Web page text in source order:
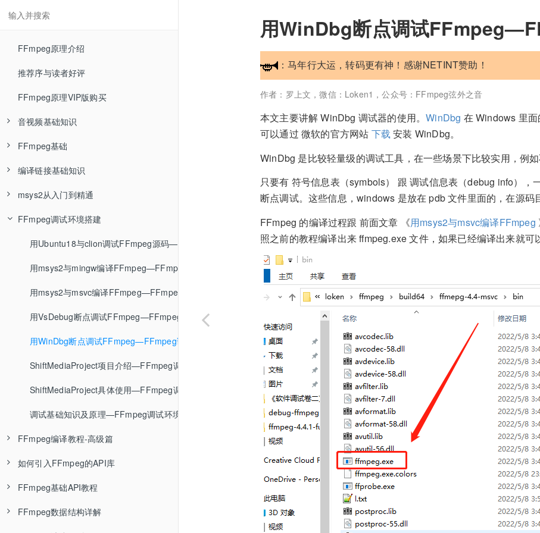
FFmpeg原理介绍
推荐序与读者好评
FFmpeg原理VIP版购买
音视频基础知识
RGB色彩空间—音视频基础知识
YUV色彩空间—音视频基础知识
RGB与YUV相互转换—音视频基础知识
YUV数据分析—音视频基础知识
编码压缩介绍—音视频基础知识
封装格式介绍—音视频基础知识
FLV封装格式—音视频基础知识
MP4封装格式—音视频基础知识
MPEG-TS封装格式—音视频基础知识
MKV封装格式
封装格式总结
FFmpeg基础
FFmpeg介绍—FFmpeg基础
FFmpeg安装—FFmpeg基础
ffmpeg封装格式转换—FFmpeg基础
ffmpeg命令参数类型—FFmpeg基础
ffmpeg编码格式转换—FFmpeg基础
ffplay基本使用—FFmpeg基础
ffprobe基本使用—FFmpeg基础
FFmpeg学习资料推荐—FFmpeg基础
编译链接基础知识
Linux环境编译单个C程序文件—编译链接基础知识
Linux环境编译多个C程序文件—编译链接基础知识
Linux环境编译静态库—编译链接基础知识
Linux环境封装静态库—编译链接基础知识
Linux环境编译动态库—编译链接基础知识
Linux环境显式使用动态库—编译链接基础知识
Linux环境封装静态库成动态库—编译链接基础知识
Linux环境混合使用静态库与动态库—编译链接基础知识
Windows编译环境介绍—编译链接基础知识
MSVC编译环境介绍—编译链接基础知识
MSVC编译多个C程序文件—编译链接基础知识
MSVC编译静态库—编译链接基础知识
快速上手vs2019—编译链接基础知识
MSVC封装静态库—编译链接基础知识
msys2从入门到精通
msys2介绍
什么是包管理器
pacman包管理器介绍
msys2_shell.cmd源码分析
msys2编译C/C++程序
FFmpeg调试环境搭建
用Ubuntu18与clion调试FFmpeg源码—FFmpeg调试环境搭建
用msys2与mingw编译FFmpeg—FFmpeg调试环境搭建
用msys2与msvc编译FFmpeg—FFmpeg调试环境搭建
用VsDebug断点调试FFmpeg—FFmpeg调试环境搭建
用WinDbg断点调试FFmpeg—FFmpeg调试环境搭建
ShiftMediaProject项目介绍—FFmpeg调试环境搭建
ShiftMediaProject具体使用—FFmpeg调试环境搭建
调试基础知识及原理—FFmpeg调试环境搭建
FFmpeg编译教程-高级篇
FFmpeg引入SDL扩展—FFmpeg编译教程
FFmpeg引入x264扩展—FFmpeg编译教程
FFmpeg引入文字水印扩展—FFmpeg编译教程
如何引入FFmpeg的API库
FFmpeg的API库介绍—FFmpeg API教程
Linux环境使用FFmpeg的API库—FFmpeg API教程
FFmpeg基础API教程
FFmpeg打开输入文件—FFmpeg API教程
FFmpeg数据结构详解
用WinDbg断点调试
：马年行大运，转码更有神！感谢NETINT赞助！
作者：罗上文，微信：Loken1，公众号：FFmpeg弦外之音
本文主要讲解 WinDbg 调试器的使用。WinDbg 在 Windows 里面
可以通过 微软的官方网站 下载 安装 WinDbg。
WinDbg 是比较轻量级的调试工具，在一些场景下比较实用，例如
只要有 符号信息表（symbols） 跟 调试信息表（debug info），
断点调试。这些信息，windows 是放在 pdb 文件里面的，在源码
FFmpeg 的编译过程跟 前面文章 《用msys2与msvc编译FFmpeg
照之前的教程编译出来 ffmpeg.exe 文件，如果已经编译出来就可